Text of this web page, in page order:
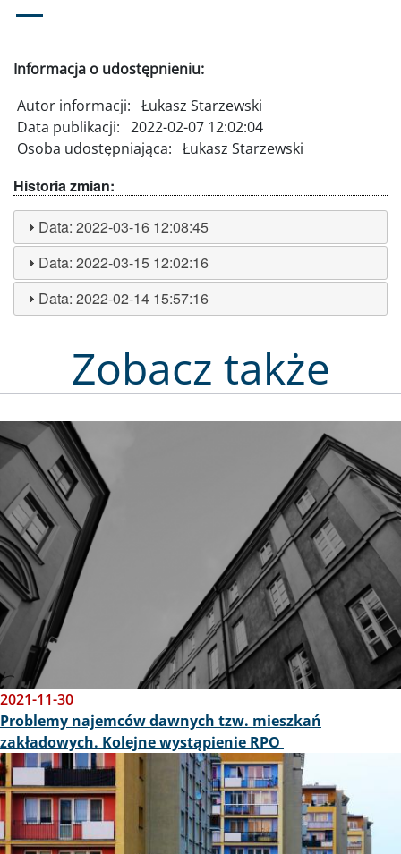
Informacja o udostępnieniu:
Autor informacji: Łukasz Starzewski
Data publikacji: 2022-02-07 12:02:04
Osoba udostępniająca: Łukasz Starzewski
Historia zmian:
Data:2022-03-16 12:08:45
Data:2022-03-15 12:02:16
Data:2022-02-14 15:57:16
Zobacz także
Obraz
2021-11-30
Problemy najemców dawnych tzw. mieszkań
zakładowych. Kolejne wystąpienie RPO
Obraz